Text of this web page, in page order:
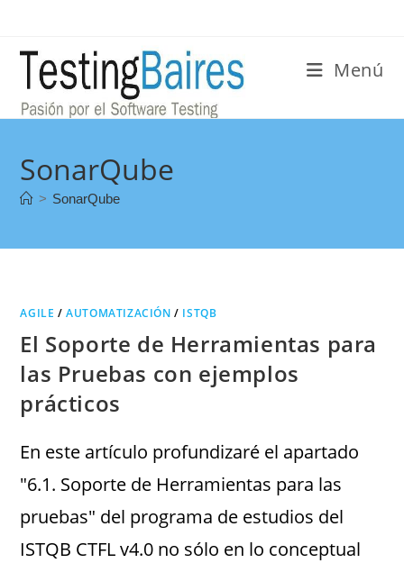
Menú
SonarQube
> SonarQube
AGILE /AUTOMATIZACIÓN / ISTQB
El Soporte de Herramientas para
las Pruebas con ejemplos
prácticos
En este artículo profundizaré el apartado
"6.1. Soporte de Herramientas para las
pruebas" del programa de estudios del
ISTQB CTFL v4.0 no sólo en lo conceptual